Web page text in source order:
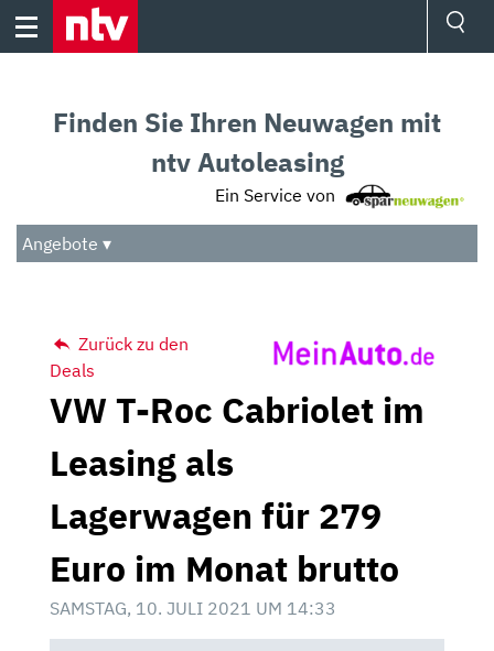
Skip
Audio
Das Beste
Finden Sie Ihren Neuwagen mit
ntv Autoleasing
Ein Service von
Angebote ▾
Zurück zu den
Deals
VW T-Roc Cabriolet im
Leasing als
Lagerwagen für 279
Euro im Monat brutto
SAMSTAG, 10. JULI 2021 UM 14:33